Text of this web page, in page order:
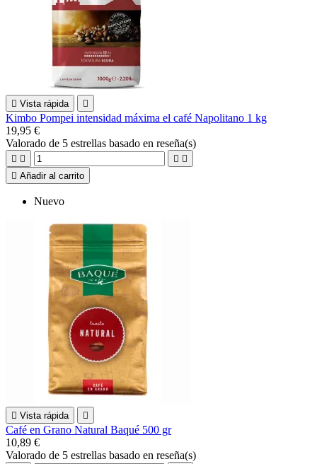
 Vista rápida 
Kimbo Pompei intensidad máxima el café Napolitano 1 kg
19,95 €
Valorado de 5 estrellas basado en reseña(s)
   
 Añadir al carrito
Nuevo
 Vista rápida 
Café en Grano Natural Baqué 500 gr
10,89 €
Valorado de 5 estrellas basado en reseña(s)